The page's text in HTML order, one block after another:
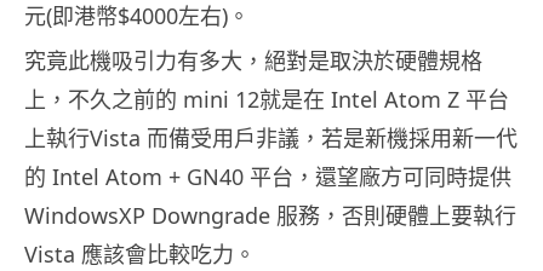
元(即港幣$4000左右)。
究竟此機吸引力有多大，絕對是取決於硬體規格
上，不久之前的 mini 12就是在 Intel Atom Z 平台
上執行Vista 而備受用戶非議，若是新機採用新一代
的 Intel Atom + GN40 平台，還望廠方可同時提供
WindowsXP Downgrade 服務，否則硬體上要執行
Vista 應該會比較吃力。